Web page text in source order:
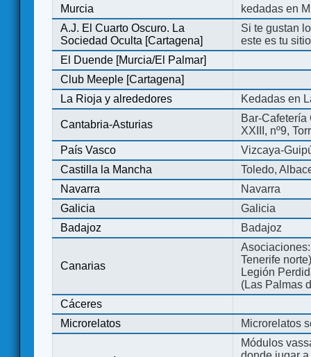
Murcia
kedadas en
A.J. El Cuarto Oscuro. La
Sociedad Oculta [Cartagena]
Si te gustan
este es tu
El Duende [Murcia/El Palmar]
Club Meeple [Cartagena]
La Rioja y alrededores
Kedadas en
Cantabria-Asturias
Bar-
XXIII, nº9,
País Vasco
Vizcaya-
Castilla la Mancha
Toledo,
Navarra
Navarra
Galicia
Galicia
Badajoz
Badajoz
Canarias
Tenerife
Legión
(Las Palmas
Cáceres
Microrelatos
Microrelatos
Módulos